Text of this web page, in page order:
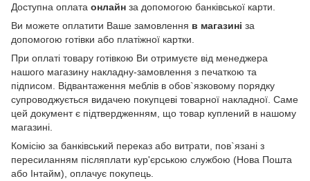
Доступна оплата онлайн за допомогою банківської карти.
Ви можете оплатити Ваше замовлення в магазині за
допомогою готівки або платіжної картки.
При оплаті товару готівкою Ви отримуєте від менеджера
нашого магазину накладну-замовлення з печаткою та
підписом. Відвантаження меблів в обов`язковому порядку
супроводжується видачею покупцеві товарної накладної. Саме
цей документ є підтвердженням, що товар куплений в нашому
магазині.
Комісію за банківський переказ або витрати, пов`язані з
пересиланням післяплати кур'єрською службою (Нова Пошта
або Інтайм), оплачує покупець.